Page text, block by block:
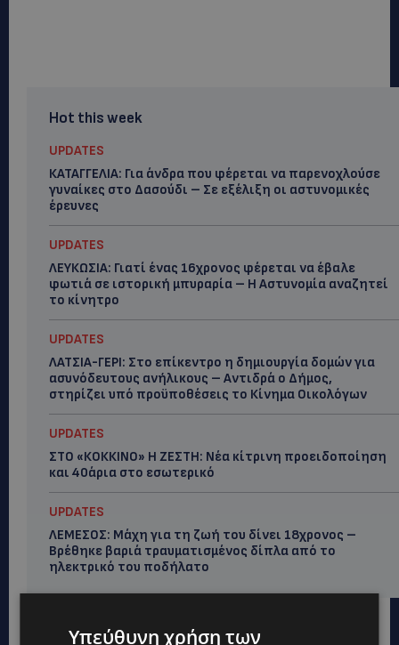
Hot this week
UPDATES
ΚΑΤΑΓΓΕΛΙΑ: Για άνδρα που φέρεται να παρενοχλούσε
γυναίκες στο Δασούδι – Σε εξέλιξη οι αστυνομικές
έρευνες
UPDATES
ΛΕΥΚΩΣΙΑ: Γιατί ένας 16χρονος φέρεται να έβαλε
φωτιά σε ιστορική μπυραρία – Η Αστυνομία αναζητεί
το κίνητρο
UPDATES
ΛΑΤΣΙΑ-ΓΕΡΙ: Στο επίκεντρο η δημιουργία δομών για
ασυνόδευτους ανήλικους – Αντιδρά ο Δήμος,
στηρίζει υπό προϋποθέσεις το Κίνημα Οικολόγων
UPDATES
ΣΤΟ «ΚΟΚΚΙΝΟ» Η ΖΕΣΤΗ: Νέα κίτρινη προειδοποίηση
και 40άρια στο εσωτερικό
UPDATES
ΛΕΜΕΣΟΣ: Μάχη για τη ζωή του δίνει 18χρονος –
Βρέθηκε βαριά τραυματισμένος δίπλα από το
ηλεκτρικό του ποδήλατο
Υπεύθυνη χρήση των